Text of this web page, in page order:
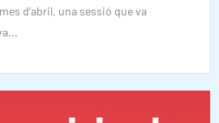
d’abril, una sessió que va